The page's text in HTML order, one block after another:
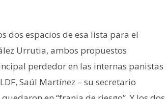
dos espacios de esa lista para el
Urrutia, ambos propuestos
perdedor en las internas panistas
Saúl Martínez – su secretario